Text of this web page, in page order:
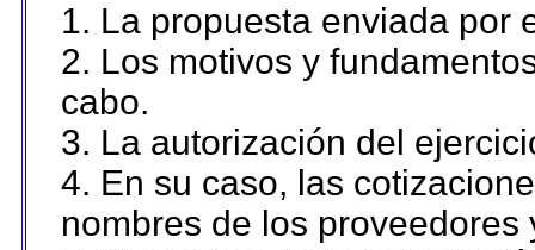
1. La propuesta enviada por
2. Los motivos y
cabo.
3. La autorización del
4. En su caso, las
nombres de los proveedores